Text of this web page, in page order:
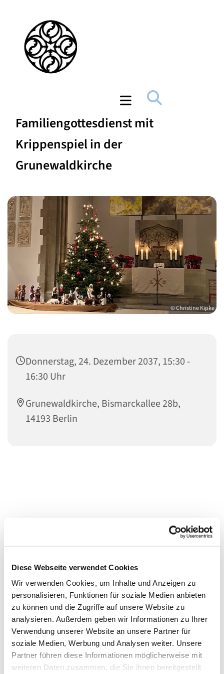
Diese Webseite verwendet Cookies
Wir verwenden Cookies, um Inhalte und Anzeigen zu
personalisieren, Funktionen für soziale Medien anbieten
zu können und die Zugriffe auf unsere Website zu
analysieren. Außerdem geben wir Informationen zu Ihrer
Verwendung unserer Website an unsere Partner für
soziale Medien, Werbung und Analysen weiter. Unsere
Partner führen diese Informationen möglicherweise mit
weiteren Daten zusammen, die Sie ihnen bereitgestellt
Familiengottesdienst mit
Krippenspiel in der
Grunewaldkirche
© Christine Kipke
Donnerstag, 24. Dezember 2037, 15:30 -
16:30 Uhr
Grunewaldkirche, Bismarckallee 28b,
14193 Berlin